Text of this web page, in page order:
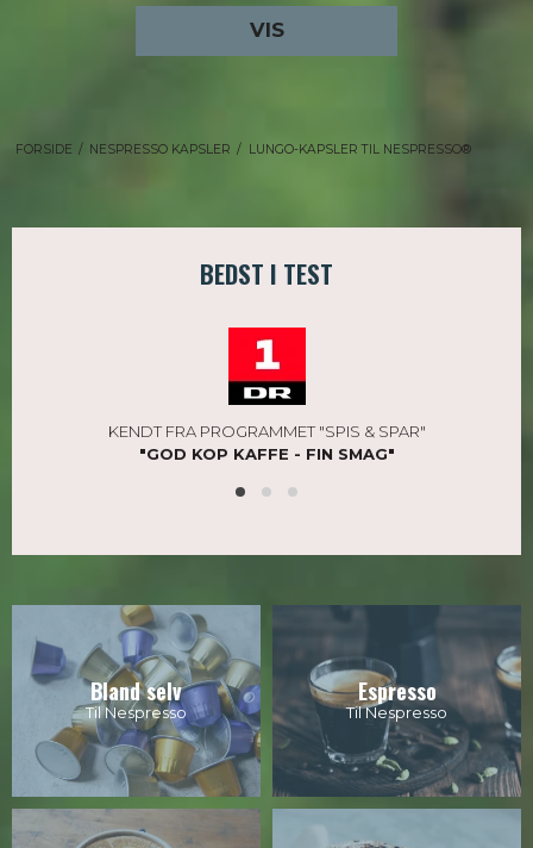
VIS
FORSIDE / NESPRESSO KAPSLER / LUNGO-KAPSLER TIL NESPRESSO®
BEDST I TEST
KENDT FRA PROGRAMMET "SPIS & SPAR"
"GOD KOP KAFFE - FIN SMAG"
Bland selv
Til Nespresso
Espresso
Til Nespresso